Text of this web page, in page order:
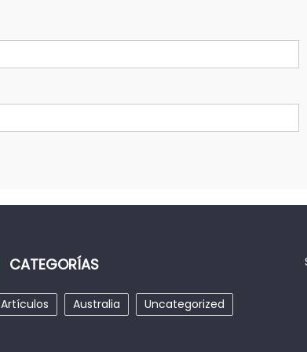
CATEGORÍAS
Artículos Australia Uncategorized